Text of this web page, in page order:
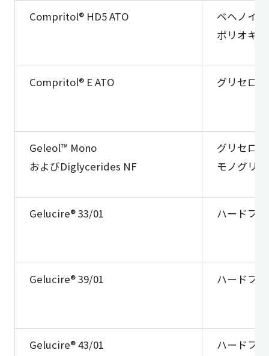
Compritol® HD5 ATO
ベヘノイル
ポリオキ
Compritol® E ATO グリセロ
Geleol™ Mono
およびDiglycerides NF
グリセロー
モノグリ
Gelucire® 33/01 ハードフ
Gelucire® 39/01 ハードフ
Gelucire® 43/01 ハードフ